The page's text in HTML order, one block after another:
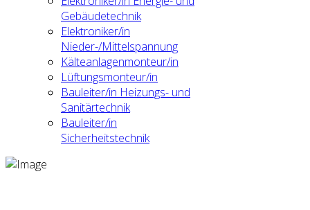
Gebäudetechnik
Elektroniker/in
Nieder-/Mittelspannung
Kälteanlagenmonteur/in
Lüftungsmonteur/in
Bauleiter/in Heizungs- und
Sanitärtechnik
Bauleiter/in
Sicherheitstechnik